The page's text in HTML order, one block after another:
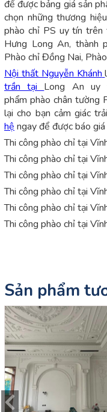
để được bảng giá sản
chọn những thương
phào chỉ PS uy tín
Hưng Long An, thành
Phào chỉ Đồng Nai,
Nội thất Nguyễn Khánh
trần tại Long An uy
phẩm phào chân tường
lại cho bạn cảm giác
hệ ngay để được báo
Thi công phào chỉ tại
Thi công phào chỉ tại
Thi công phào chỉ tại
Thi công phào chỉ tại
Thi công phào chỉ tại
Thi công phào chỉ tại
Sản phẩm